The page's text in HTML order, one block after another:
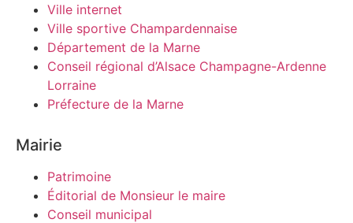
Ville internet
Ville sportive Champardennaise
Département de la Marne
Conseil régional d’Alsace Champagne-Ardenne
Lorraine
Préfecture de la Marne
Mairie
Patrimoine
Éditorial de Monsieur le maire
Conseil municipal